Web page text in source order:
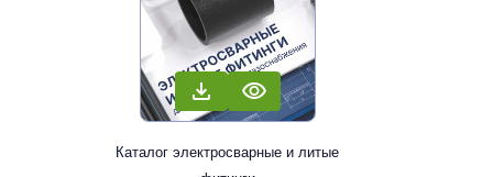
Каталог электросварные и литые